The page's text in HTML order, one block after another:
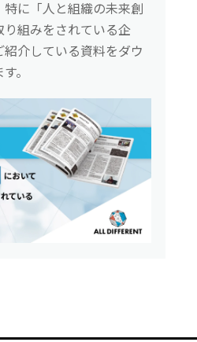
特に「人と組織の未来創
り組みをされている企
介している資料をダウ
。